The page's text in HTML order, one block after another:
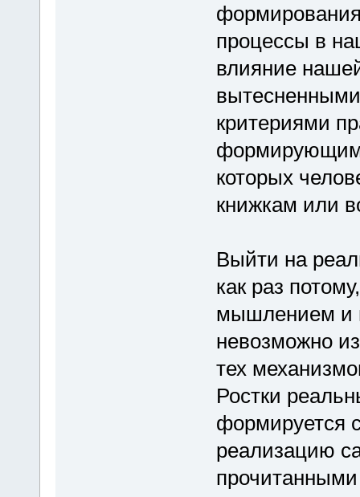
процессы в
влияние
критериями
формирующим
которых
книжкам или
Выйти на
как раз
мышлением и
невозможно
тех
Ростки
формируется
реализацию